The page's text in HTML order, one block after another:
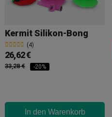
Kermit Silikon-Bong
(4)
26,62 €
33,28 € -20%
In den Warenkorb